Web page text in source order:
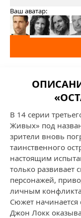
Ваш аватар:
В 14 серии
Живых» под
зрители вновь
таинственного
настоящим
только развивает
персонажей,
личным
Сюжет начинается
Джон Локк